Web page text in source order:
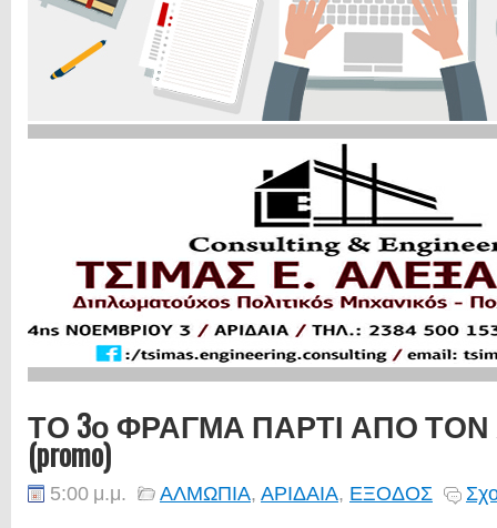
ΤΟ 3ο ΦΡΑΓΜΑ ΠΑΡΤΙ ΑΠΟ
(promo)
5:00 μ.μ. ΑΛΜΩΠΙΑ, ΑΡΙΔΑΙΑ, ΕΞΟΔΟΣ